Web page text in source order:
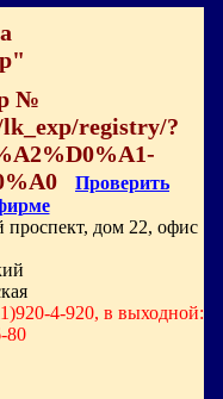
№
registry/?
Проверить
проспект, дом 22, офис
4-920, в выходной:
80